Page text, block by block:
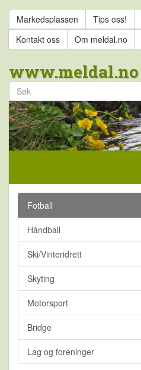
Markedsplassen Tips oss!
Kontakt oss
Om meldal.no
www.meldal.no
Fotball
Håndball
Ski/Vinteridrett
Skyting
Motorsport
Bridge
Lag og foreninger